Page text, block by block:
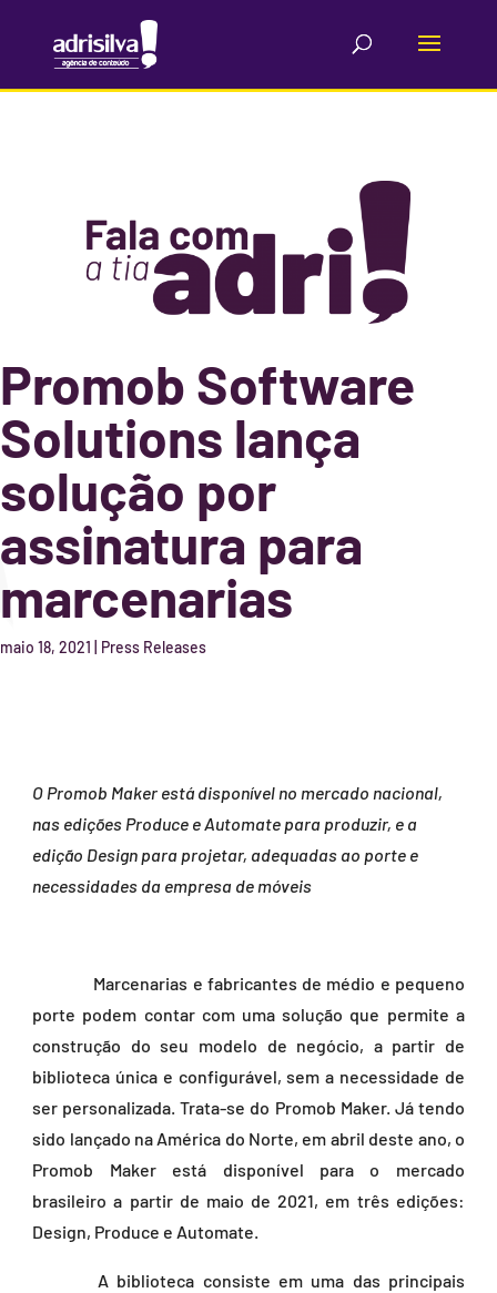
Promob Software
Solutions lança
solução por
assinatura para
marcenarias
maio 18, 2021 Press Releases
O Promob Maker está disponível no mercado nacional,
nas edições Produce e Automate para produzir, e a
edição Design para projetar, adequadas ao porte e
necessidades da empresa de móveis
Marcenarias e fabricantes de médio e pequeno
porte podem contar com uma solução que permite a
construção do seu modelo de negócio, a partir de
biblioteca única e configurável, sem a necessidade de
ser personalizada. Trata-se do Promob Maker. Já tendo
sido lançado na América do Norte, em abril deste ano, o
Promob Maker está disponível para o mercado
brasileiro a partir de maio de 2021, em três edições:
Design, Produce e Automate.
A biblioteca consiste em uma das principais